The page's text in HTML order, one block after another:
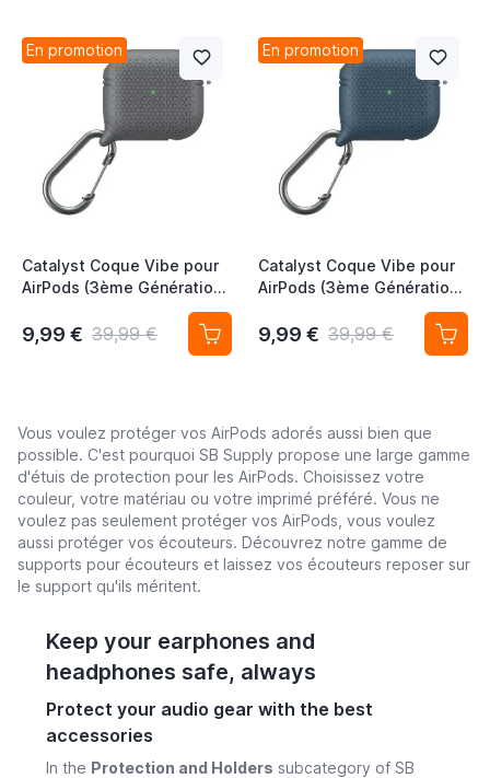
En promotion
Catalyst Coque Vibe pour
AirPods (3ème Génération)
9,99 € 39,99 €
En promotion
Catalyst Coque Vibe pour
AirPods (3ème Génération)
9,99 € 39,99 €
Vous voulez protéger vos AirPods adorés aussi bien que
possible. C'est pourquoi SB Supply propose une large gamme
d'étuis de protection pour les AirPods. Choisissez votre
couleur, votre matériau ou votre imprimé préféré. Vous ne
voulez pas seulement protéger vos AirPods, vous voulez
aussi protéger vos écouteurs. Découvrez notre gamme de
supports pour écouteurs et laissez vos écouteurs reposer sur
le support qu'ils méritent.
Keep your earphones and
headphones safe, always
Protect your audio gear with the best
accessories
In the Protection and Holders subcategory of SB